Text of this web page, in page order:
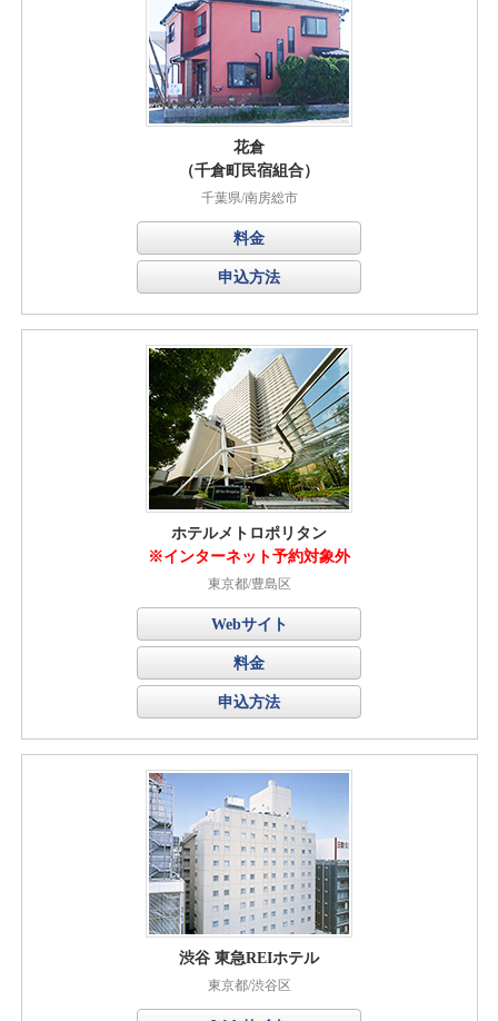
花倉
（千倉町民宿組合）
千葉県/南房総市
料金
申込方法
ホテルメトロポリタン
※インターネット予約対象外
東京都/豊島区
Webサイト
料金
申込方法
渋谷 東急REIホテル
東京都/渋谷区